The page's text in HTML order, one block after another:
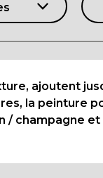
ajoutent
la peinture
champagne et